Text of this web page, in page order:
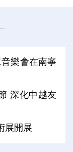
樂會在南寧
深化中越友
展開展